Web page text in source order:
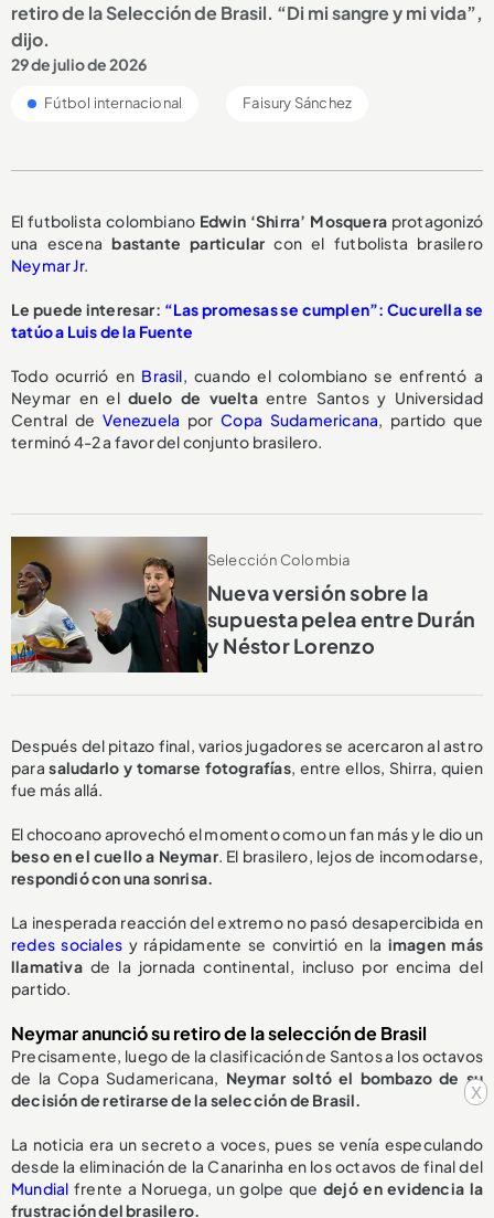
x
retiro de la Selección de Brasil. “Di mi sangre y mi vida”,
dijo.
29 de julio de 2026
Fútbol internacional Faisury Sánchez
El futbolista colombiano Edwin ‘Shirra’ Mosqueraprotagonizó
una escena bastante particular con el futbolista brasilero
Neymar Jr.
Le puede interesar: “Las promesas se cumplen”: Cucurella se
tatúo a Luis de la Fuente
Todo ocurrió en Brasil, cuando el colombiano se enfrentó a
Neymar en elduelo de vueltaentre Santos y Universidad
Central deVenezuela porCopa Sudamericana, partido que
terminó 4-2 a favor del conjunto brasilero.
Selección Colombia
Nueva versión sobre la
supuesta pelea entre Durán
y Néstor Lorenzo
Después del pitazo final, varios jugadores se acercaron al astro
parasaludarlo y tomarse fotografías, entre ellos, Shirra, quien
fue más allá.
El chocoano aprovechó el momento como un fan más y le dio un
beso en el cuello a Neymar. El brasilero, lejos de incomodarse,
respondió con una sonrisa.
La inesperada reacción del extremo no pasó desapercibida en
redes sociales y rápidamente se convirtió en la imagen más
llamativade la jornada continental, incluso por encima del
partido.
Neymar anunció su retiro de la selección de Brasil
Precisamente, luego de la clasificación de Santos a los octavos
de la Copa Sudamericana, Neymar soltó el bombazo de su
decisión deretirarse de la selección de Brasil.
La noticia era un secreto a voces, pues se venía especulando
desde la eliminación de la Canarinha en los octavos de final del
Mundial frente a Noruega, un golpe que dejó en evidencia la
frustración del brasilero.